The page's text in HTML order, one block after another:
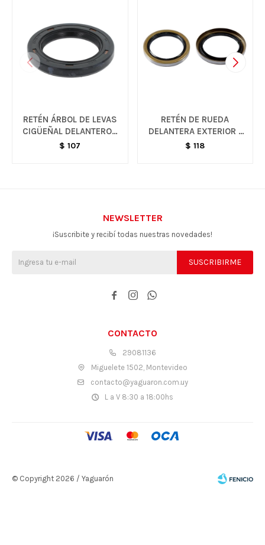
RETÉN ÁRBOL DE LEVAS
CIGÜEÑAL DELANTERO -
SPARK
$ 107
RETÉN DE RUEDA
DELANTERA EXTERIOR -
SPARK
$ 118
CONTACTO
29081136
Miguelete 1502, Montevideo
contacto@yaguaron.com.uy
L a V 8:30 a 18:00hs
NEWSLETTER
¡Suscribite y recibí todas nuestras novedades!
SUSCRIBIRME
  
© Copyright 2026 / Yaguarón